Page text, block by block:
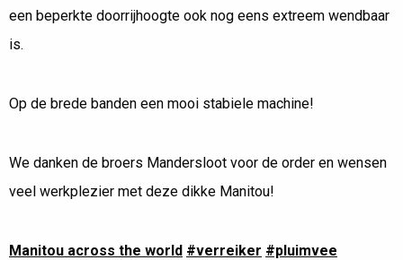
een beperkte doorrijhoogte ook nog eens extreem wendbaar
is.
Op de brede banden een mooi stabiele machine!
We danken de broers Mandersloot voor de order en wensen
veel werkplezier met deze dikke Manitou!
Manitou across the world #verreiker #pluimvee